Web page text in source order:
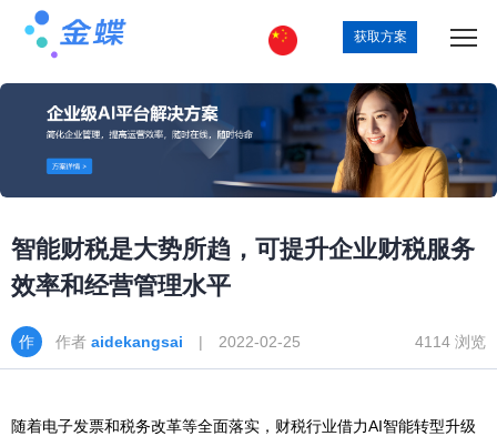
获取方案
智能财税是大势所趋，可提升企业财税服务
效率和经营管理水平
作者 aidekangsai | 2022-02-25 4114 浏览
随着电子发票和税务改革等全面落实，财税行业借力AI智能转型升级